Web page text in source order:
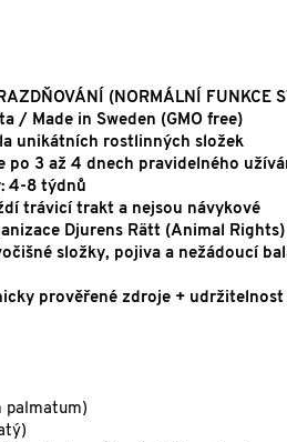
(NORMÁLNÍ FUNKCE
/ Made in Sweden (GMO free)
unikátních rostlinných složek
po 3 až 4 dnech pravidelného
4-8 týdnů
trávicí trakt a nejsou návykové
Djurens Rätt (Animal Rights)
složky, pojiva a nežádoucí
prověřené zdroje + udržitelnost
palmatum)